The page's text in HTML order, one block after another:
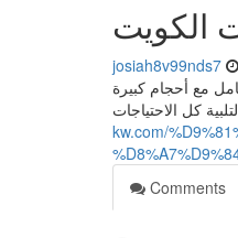
الكويت
josiah8v99nds7
مع أحجام كبيرة
kw.com/
Comments